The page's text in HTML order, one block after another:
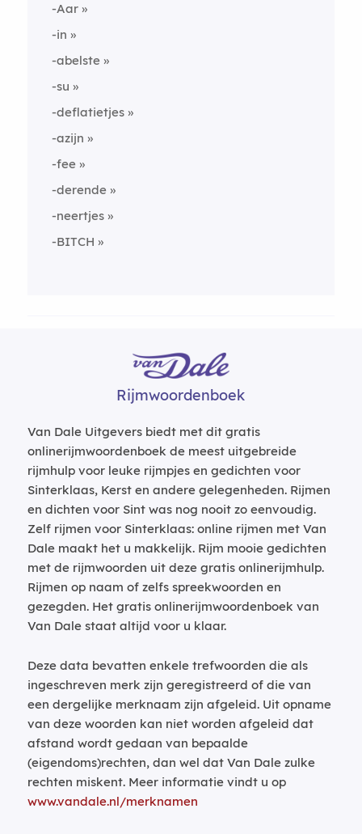
-Aar
-in
-abelste
-su
-deflatietjes
-azijn
-fee
-derende
-neertjes
-BITCH
Rijmwoordenboek
Van Dale Uitgevers biedt met dit gratis
onlinerijmwoordenboek de meest uitgebreide
rijmhulp voor leuke rijmpjes en gedichten voor
Sinterklaas, Kerst en andere gelegenheden. Rijmen
en dichten voor Sint was nog nooit zo eenvoudig.
Zelf rijmen voor Sinterklaas: online rijmen met Van
Dale maakt het u makkelijk. Rijm mooie gedichten
met de rijmwoorden uit deze gratis onlinerijmhulp.
Rijmen op naam of zelfs spreekwoorden en
gezegden. Het gratis onlinerijmwoordenboek van
Van Dale staat altijd voor u klaar.
Deze data bevatten enkele trefwoorden die als
ingeschreven merk zijn geregistreerd of die van
een dergelijke merknaam zijn afgeleid. Uit opname
van deze woorden kan niet worden afgeleid dat
afstand wordt gedaan van bepaalde
(eigendoms)rechten, dan wel dat Van Dale zulke
rechten miskent. Meer informatie vindt u op
www.vandale.nl/merknamen